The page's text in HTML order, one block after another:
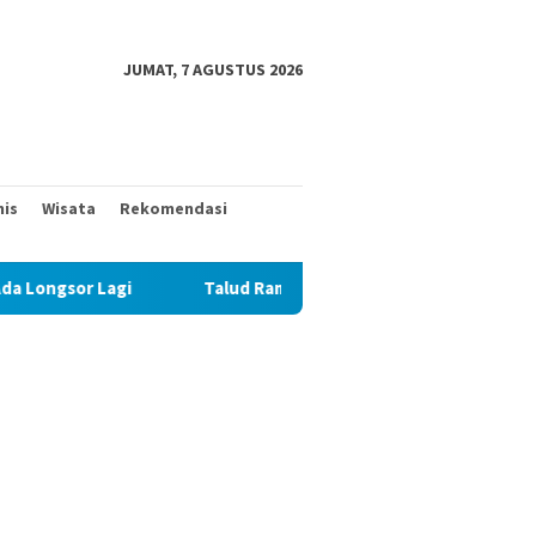
JUMAT, 7 AGUSTUS 2026
Wisata
Rekomendasi
Lagi Talud Rampung, Satgas TMMD 129 Fokus